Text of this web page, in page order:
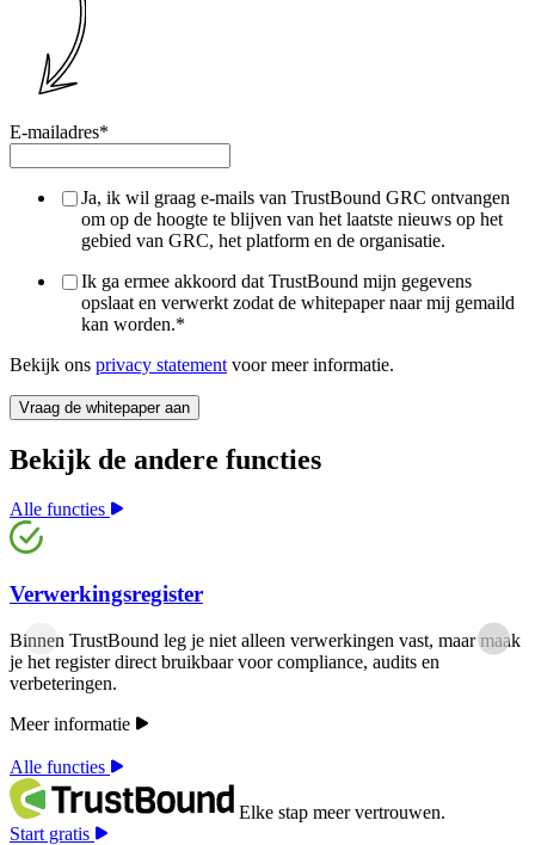
E-mailadres*
Ja, ik wil graag e-mails van TrustBound GRC ontvangen
om op de hoogte te blijven van het laatste nieuws op het
gebied van GRC, het platform en de organisatie.
Ik ga ermee akkoord dat TrustBound mijn gegevens
opslaat en verwerkt zodat de whitepaper naar mij gemaild
kan worden.*
Bekijk ons privacy statement voor meer informatie.
Bekijk de andere functies
Alle functies
Verwerkingsregister
Binnen TrustBound leg je niet alleen verwerkingen vast, maar maak
je het register direct bruikbaar voor compliance, audits en
verbeteringen.
Meer informatie
Alle functies
Elke stap meer vertrouwen.
Start gratis